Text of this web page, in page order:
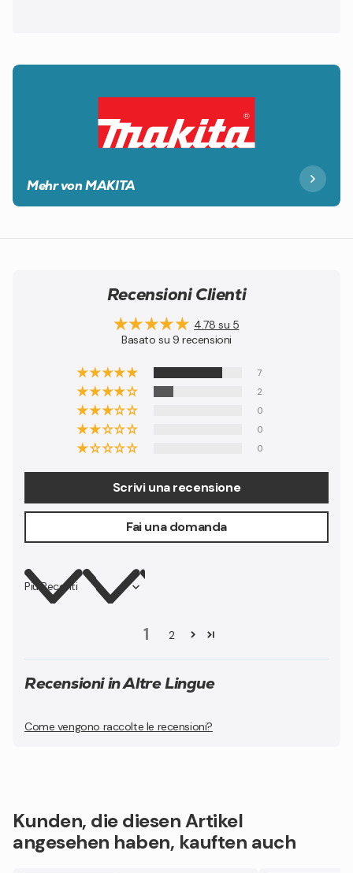
Mehr von MAKITA
Recensioni Clienti
4.78 su 5
Basato su 9 recensioni
7
2
0
0
0
Scrivi una recensione
Fai una domanda
Sort by
1 2
Recensioni in Altre Lingue
Come vengono raccolte le recensioni?
Kunden, die diesen Artikel
angesehen haben, kauften auch